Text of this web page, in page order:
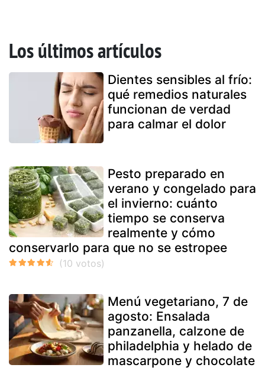
Los últimos artículos
Dientes sensibles al frío:
qué remedios naturales
funcionan de verdad
para calmar el dolor
Pesto preparado en
verano y congelado para
el invierno: cuánto
tiempo se conserva
realmente y cómo
conservarlo para que no se estropee
Menú vegetariano, 7 de
agosto: Ensalada
panzanella, calzone de
philadelphia y helado de
mascarpone y chocolate